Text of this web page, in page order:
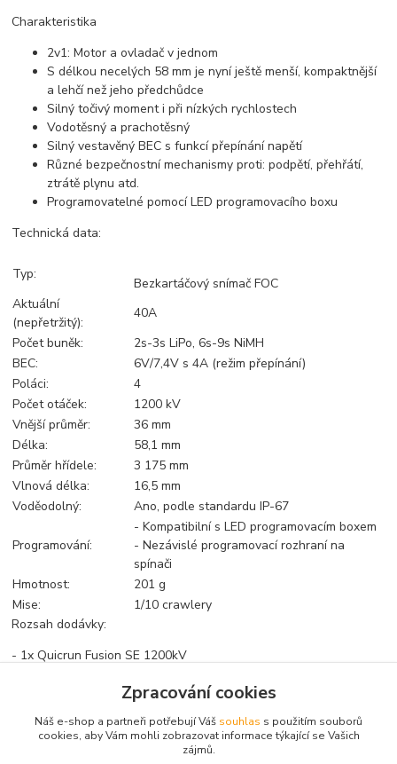
Charakteristika
2v1: Motor a ovladač v jednom
S délkou necelých 58 mm je nyní ještě menší, kompaktnější
a lehčí než jeho předchůdce
Silný točivý moment i při nízkých rychlostech
Vodotěsný a prachotěsný
Silný vestavěný BEC s funkcí přepínání napětí
Různé bezpečnostní mechanismy proti: podpětí, přehřátí,
ztrátě plynu atd.
Programovatelné pomocí LED programovacího boxu
Technická data:
Typ:
Bezkartáčový snímač FOC
Aktuální
(nepřetržitý):
40A
Počet buněk:
2s-3s LiPo, 6s-9s NiMH
BEC:
6V/7,4V s 4A (režim přepínání)
Poláci:
4
Počet otáček:
1200 kV
Vnější průměr:
36 mm
Délka:
58,1 mm
Průměr hřídele:
3 175 mm
Vlnová délka:
16,5 mm
Voděodolný:
Ano, podle standardu IP-67
Programování:
- Kompatibilní s LED programovacím boxem
- Nezávislé programovací rozhraní na
spínači
Hmotnost:
201 g
Mise:
1/10 crawlery
Rozsah dodávky:
- 1x Quicrun Fusion SE 1200kV
Zboží zařazeno v kategoriích
RAY FOXY LRP HOBBYWING
Zpracování cookies
Náš e-shop a partneři potřebují Váš souhlas s použitím souborů
cookies, aby Vám mohli zobrazovat informace týkající se Vašich
zájmů.